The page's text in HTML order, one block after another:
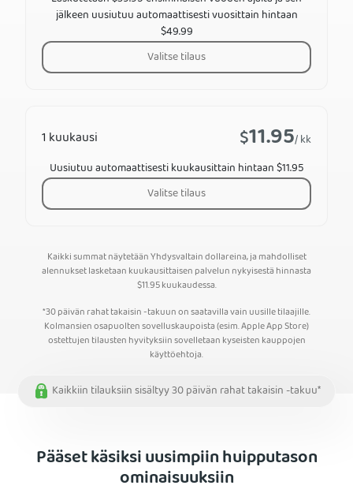
1 kuukausi $11.95/ kk
Uusiutuu automaattisesti kuukausittain hintaan $11.95
Valitse tilaus
jälkeen uusiutuu automaattisesti vuosittain hintaan
$49.99
Valitse tilaus
Kaikki summat näytetään Yhdysvaltain dollareina, ja mahdolliset
alennukset lasketaan kuukausittaisen palvelun nykyisestä hinnasta
$11.95kuukaudessa.
*30 päivän rahat takaisin -takuun on saatavilla vain uusille tilaajille.
Kolmansien osapuolten sovelluskaupoista (esim. Apple App Store)
ostettujen tilausten hyvityksiin sovelletaan kyseisten kauppojen
käyttöehtoja.
Kaikkiin tilauksiin sisältyy 30 päivän rahat takaisin -takuu*
Pääset käsiksi uusimpiin huipputason
ominaisuuksiin